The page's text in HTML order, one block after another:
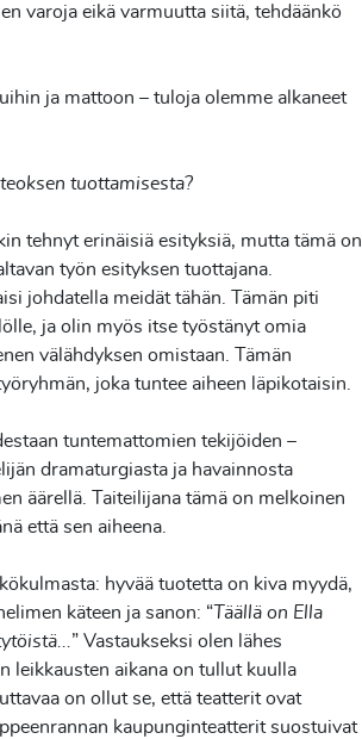
varoja eikä varmuutta siitä, tehdäänkö
ja mattoon – tuloja olemme alkaneet
tuottamisesta?
tehnyt erinäisiä esityksiä, mutta tämä on
työn esityksen tuottajana.
johdatella meidät tähän. Tämän piti
ja olin myös itse työstänyt omia
välähdyksen omistaan. Tämän
joka tuntee aiheen läpikotaisin.
tuntemattomien tekijöiden –
dramaturgiasta ja havainnosta
äärellä. Taiteilijana tämä on melkoinen
että sen aiheena.
hyvää tuotetta on kiva myydä,
käteen ja sanon: “ Täällä on Ella
” Vastaukseksi olen lähes
leikkausten aikana on tullut kuulla
on ollut se, että teatterit ovat
kaupunginteatterit suostuivat